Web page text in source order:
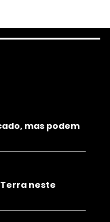
mas podem
neste